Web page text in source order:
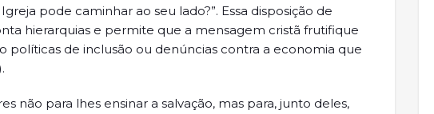
pode caminhar ao seu lado?”. Essa disposição de
hierarquias e permite que a mensagem cristã frutifique
políticas de inclusão ou denúncias contra a economia que
não para lhes ensinar a salvação, mas para, junto deles,